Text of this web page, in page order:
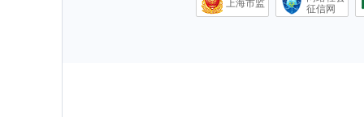
上海市监
征信网